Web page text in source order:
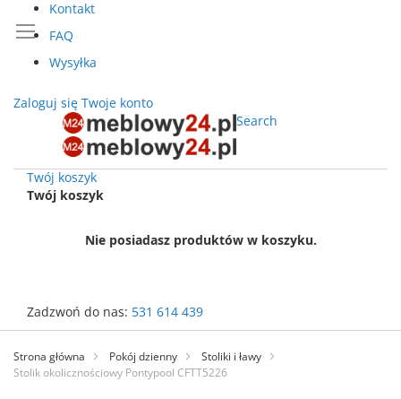
Kontakt
FAQ
Wysyłka
Zaloguj się Twoje konto
Search
Twój koszyk
Twój koszyk
Nie posiadasz produktów w koszyku.
Zadzwoń do nas: 531 614 439
Przejdź
treści
Strona główna Pokój dzienny
Stoliki i ławy
Stolik okolicznościowy Pontypool CFTT5226